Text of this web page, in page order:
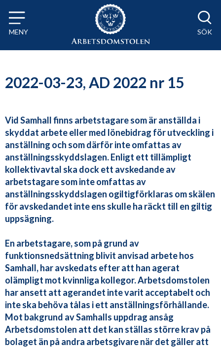
Till innehåll på sidan x
MENY SÖK
2022-03-23, AD 2022 nr 15
Vid Samhall finns arbetstagare som är anställda i
skyddat arbete eller med lönebidrag för utveckling i
anställning och som därför inte omfattas av
anställningsskyddslagen. Enligt ett tillämpligt
kollektivavtal ska dock ett avskedande av
arbetstagare som inte omfattas av
anställningsskyddslagen ogiltigförklaras om skälen
för avskedandet inte ens skulle ha räckt till en giltig
uppsägning.
En arbetstagare, som på grund av
funktionsnedsättning blivit anvisad arbete hos
Samhall, har avskedats efter att han agerat
olämpligt mot kvinnliga kollegor. Arbetsdomstolen
har ansett att agerandet inte varit acceptabelt och
inte ska behöva tålas i ett anställningsförhållande.
Mot bakgrund av Samhalls uppdrag ansåg
Arbetsdomstolen att det kan ställas större krav på
bolaget än på andra arbetsgivare när det gäller att